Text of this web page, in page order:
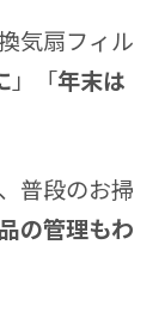
気扇フィル
」「年末は
、普段のお掃
の管理もわ